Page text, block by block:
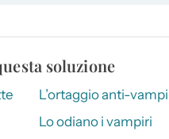
soluzione
L’ortaggio anti-
Lo odiano i vampiri